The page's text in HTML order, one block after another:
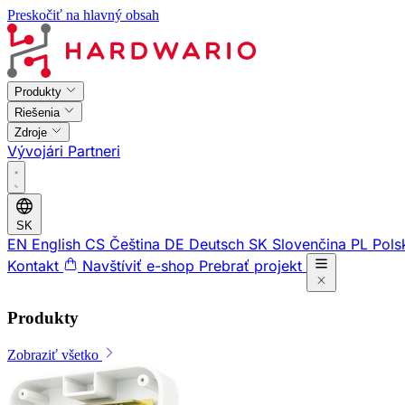
Preskočiť na hlavný obsah
Produkty
Riešenia
Zdroje
Vývojári Partneri
SK
EN English CS Čeština DE Deutsch SK Slovenčina PL
Kontakt
Navštíviť e-shop Prebrať projekt
Produkty
Zobraziť všetko